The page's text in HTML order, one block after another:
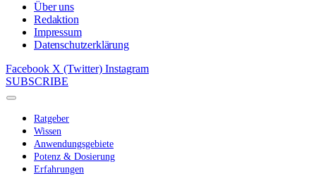
Über uns
Redaktion
Impressum
Datenschutzerklärung
Facebook X (Twitter) Instagram
SUBSCRIBE
Ratgeber
Wissen
Anwendungsgebiete
Potenz & Dosierung
Erfahrungen